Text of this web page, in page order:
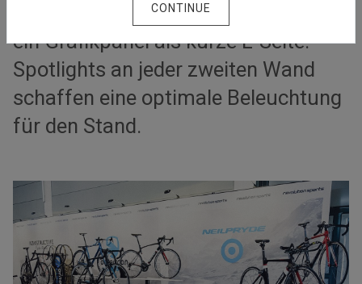
Elementen: 16 gerade Wänden und
ein Grafikpanel als kurze L-Seite.
Spotlights an jeder zweiten Wand
schaffen eine optimale Beleuchtung
für den Stand.
CONTINUE